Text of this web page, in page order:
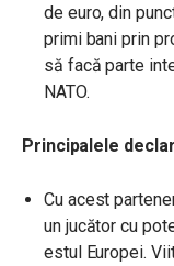
de euro, din
primi bani prin
să facă parte
NATO.
Principalele
Cu acest
un jucător cu
estul Europei.